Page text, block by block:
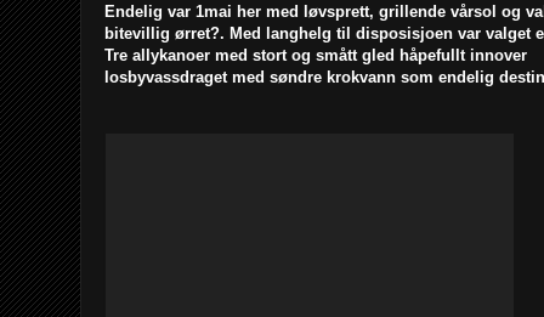
Endelig var 1mai her med løvsprett, grillende vårsol og
bitevillig ørret?. Med langhelg til disposisjoen var valget
Tre allykanoer med stort og smått gled håpefullt innover
losbyvassdraget med søndre krokvann som endelig